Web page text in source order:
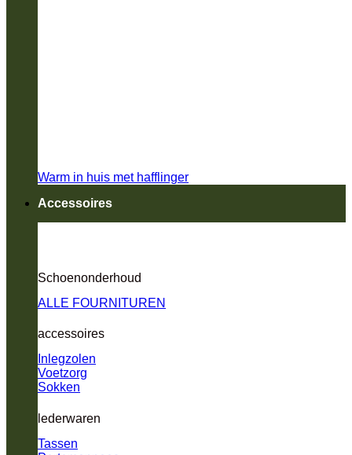
Warm in huis met hafflinger
Accessoires
Schoenonderhoud
ALLE FOURNITUREN
accessoires
Inlegzolen
Voetzorg
Sokken
lederwaren
Tassen